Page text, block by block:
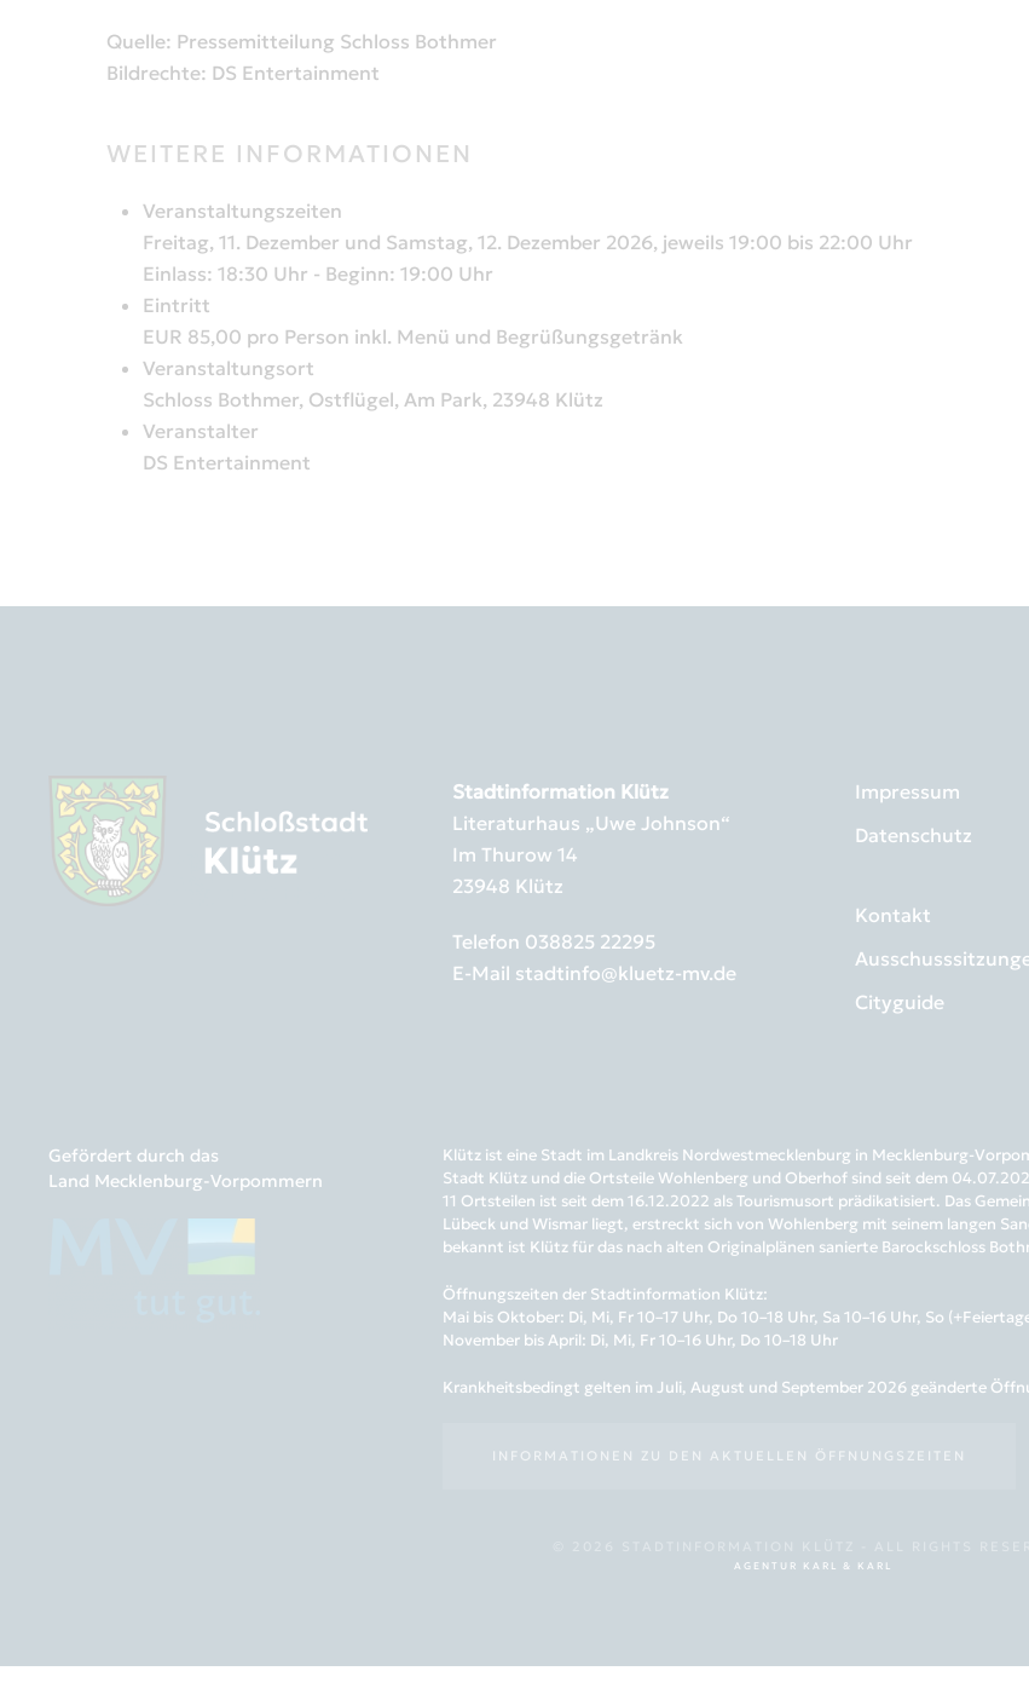
Quelle: Pressemitteilung Schloss Bothmer
Bildrechte: DS Entertainment
WEITERE INFORMATIONEN
Veranstaltungszeiten
Freitag, 11. Dezember und Samstag, 12. Dezember 2026, jeweils 19:00 bis 22:00 Uhr
Einlass: 18:30 Uhr - Beginn: 19:00 Uhr
Eintritt
EUR 85,00 pro Person inkl. Menü und Begrüßungsgetränk
Veranstaltungsort
Schloss Bothmer, Ostflügel, Am Park, 23948 Klütz
Veranstalter
DS Entertainment
Stadtinformation Klütz
Literaturhaus „Uwe Johnson“
Im Thurow 14
23948 Klütz
Telefon 038825 22295
E-Mail stadtinfo@kluetz-mv.de
Impressum
Datenschutz
Kontakt
Cityguide
Gefördert durch das
Land Mecklenburg-Vorpommern
Klütz ist eine Stadt im Landkreis Nordwestmecklenburg in Mecklenburg-
Stadt Klütz und die Ortsteile Wohlenberg und Oberhof sind seit dem
11 Ortsteilen ist seit dem 16.12.2022 als Tourismusort prädikatisiert. Das
Lübeck und Wismar liegt, erstreckt sich von Wohlenberg mit seinem langen
bekannt ist Klütz für das nach alten Originalplänen sanierte Barockschloss
Öffnungszeiten der Stadtinformation Klütz:
Mai bis Oktober: Di, Mi, Fr 10–17 Uhr, Do 10–18 Uhr, Sa 10–16 Uhr, So
November bis April: Di, Mi, Fr 10–16 Uhr, Do 10–18 Uhr
Krankheitsbedingt gelten im Juli, August und September 2026 geänderte
INFORMATIONEN ZU DEN AKTUELLEN ÖFFNUNGSZEITEN
AGENTUR KARL & KARL